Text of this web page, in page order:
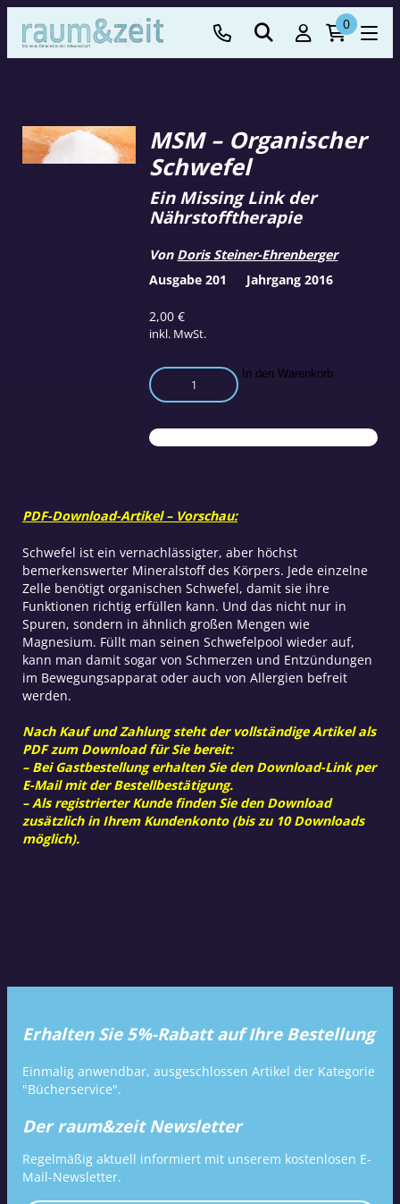
0
MSM – Organischer
Schwefel
2,00€
inkl. MwSt.
Ein Missing Link der
Nährstofftherapie
Von Doris Steiner-Ehrenberger
MSM
–
Schwefel
Menge
In den Warenkorb
Ausgabe 201 Jahrgang 2016
PDF-Download-Artikel – Vorschau:
Schwefel ist ein vernachlässigter, aber höchst
bemerkenswerter Mineralstoff des Körpers. Jede einzelne
Zelle benötigt organischen Schwefel, damit sie ihre
Funktionen richtig erfüllen kann. Und das nicht nur in
Spuren, sondern in ähnlich großen Mengen wie
Magnesium. Füllt man seinen Schwefelpool wieder auf,
kann man damit sogar von Schmerzen und Entzündungen
im Bewegungsapparat oder auch von Allergien befreit
werden.
Nach Kauf und Zahlung steht der vollständige Artikel als
PDF zum Download für Sie bereit:
– Bei Gastbestellung erhalten Sie den Download-Link per
E-Mail mit der Bestellbestätigung.
– Als registrierter Kunde finden Sie den Download
zusätzlich in Ihrem Kundenkonto (bis zu 10 Downloads
möglich).
Erhalten Sie 5%-Rabatt auf Ihre Bestellung
Einmalig anwendbar, ausgeschlossen Artikel der Kategorie
"Bücherservice".
Der raum&zeit Newsletter
Regelmäßig aktuell informiert mit unserem kostenlosen E-
Mail-Newsletter.